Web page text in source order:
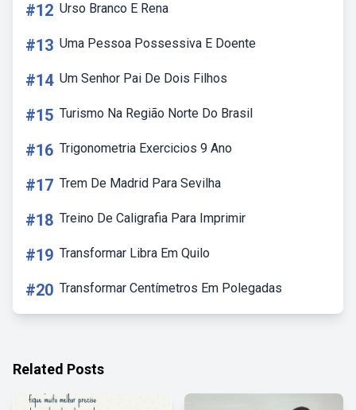
#12 Urso Branco E Rena
#13 Uma Pessoa Possessiva E Doente
#14 Um Senhor Pai De Dois Filhos
#15 Turismo Na Região Norte Do Brasil
#16 Trigonometria Exercicios 9 Ano
#17 Trem De Madrid Para Sevilha
#18 Treino De Caligrafia Para Imprimir
#19 Transformar Libra Em Quilo
#20 Transformar Centímetros Em Polegadas
Related Posts